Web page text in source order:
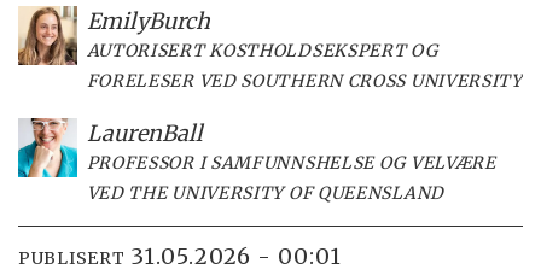
EmilyBurch
AUTORISERT KOSTHOLDSEKSPERT OG
FORELESER VED SOUTHERN CROSS UNIVERSITY
LaurenBall
PROFESSOR I SAMFUNNSHELSE OG VELVÆRE
VED THE UNIVERSITY OF QUEENSLAND
PUBLISERT 31.05.2026 - 00:01